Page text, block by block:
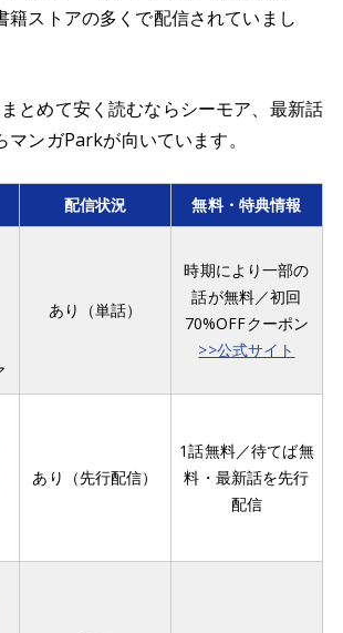
籍ストアの多くで配信されていまし
とめて安く読むならシーモア、最新話
マンガParkが向いています。
配信状況 無料・特典情報
あり（単話）
時期により一部の
話が無料／初回
70%OFFクーポン
>>公式サイト
あり（先行配信）
1話無料／待てば無
料・最新話を先行
配信